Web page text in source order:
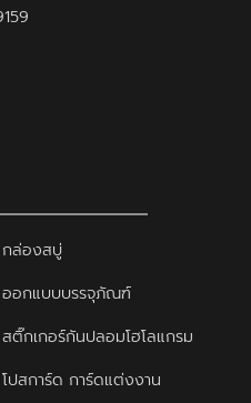
กล่องสบู่
ออกแบบบรรจุภัณฑ์
สติ๊กเกอร์กันปลอมโฮโลแกรม
โปสการ์ด การ์ดแต่งงาน